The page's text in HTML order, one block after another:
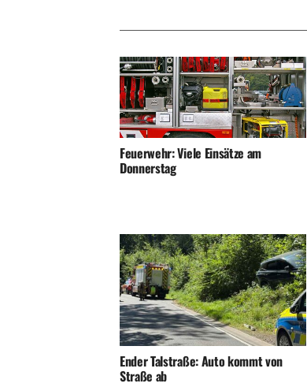
Feuerwehr: Viele Einsätze am
Donnerstag
Ender Talstraße: Auto kommt von
Straße ab